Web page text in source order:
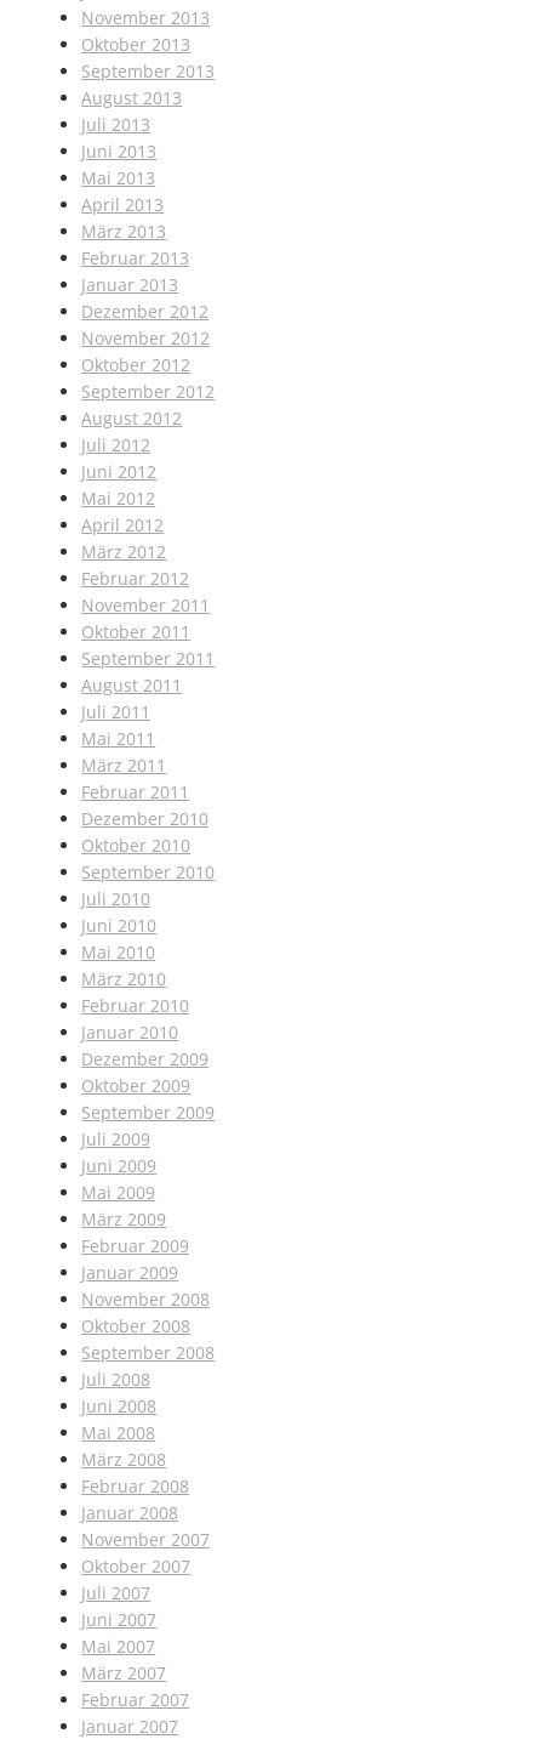
November 2013
Oktober 2013
September 2013
August 2013
Juli 2013
Juni 2013
Mai 2013
April 2013
März 2013
Februar 2013
Januar 2013
Dezember 2012
November 2012
Oktober 2012
September 2012
August 2012
Juli 2012
Juni 2012
Mai 2012
April 2012
März 2012
Februar 2012
November 2011
Oktober 2011
September 2011
August 2011
Juli 2011
Mai 2011
März 2011
Februar 2011
Dezember 2010
Oktober 2010
September 2010
Juli 2010
Juni 2010
Mai 2010
März 2010
Februar 2010
Januar 2010
Dezember 2009
Oktober 2009
September 2009
Juli 2009
Juni 2009
Mai 2009
März 2009
Februar 2009
Januar 2009
November 2008
Oktober 2008
September 2008
Juli 2008
Juni 2008
Mai 2008
März 2008
Februar 2008
Januar 2008
November 2007
Oktober 2007
Juli 2007
Juni 2007
Mai 2007
März 2007
Februar 2007
Januar 2007